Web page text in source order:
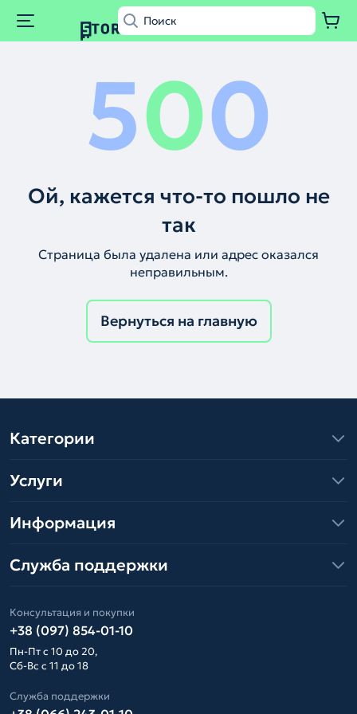
500
Ой, кажется что-то пошло не
так
Страница была удалена или адрес оказался
неправильным.
Вернуться на главную
Категории
Услуги
Информация
Служба поддержки
Консультация и покупки
+38 (097) 854-01-10
Пн-Пт с 10 до 20,
Сб-Вс с 11 до 18
Служба поддержки